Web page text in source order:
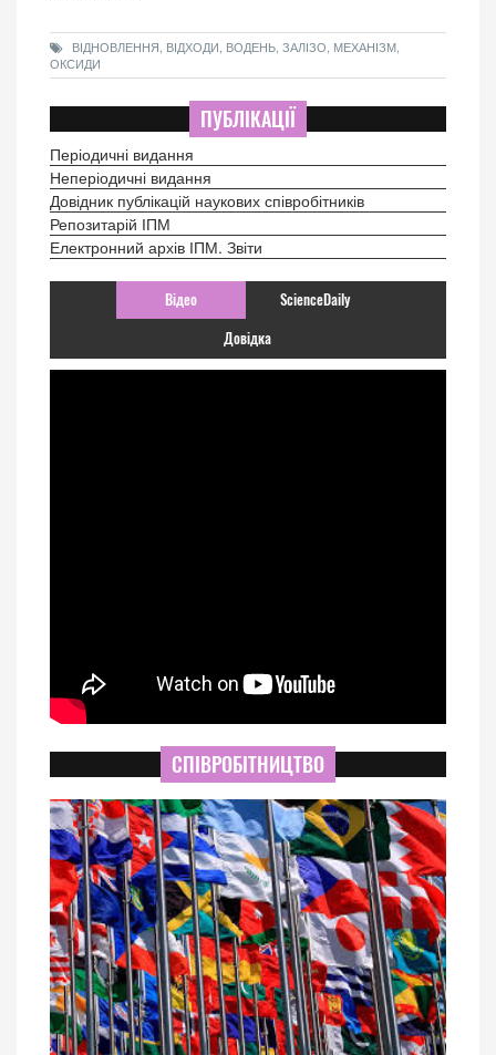
ВІДНОВЛЕННЯ, ВІДХОДИ, ВОДЕНЬ, ЗАЛІЗО, МЕХАНІЗМ,
ОКСИДИ
ПУБЛІКАЦІЇ
Періодичні видання
Неперіодичні видання
Довідник публікацій наукових співробітників
Репозитарій ІПМ
Електронний архів ІПМ. Звіти
Відео ScienceDaily
Довідка
СПІВРОБІТНИЦТВО